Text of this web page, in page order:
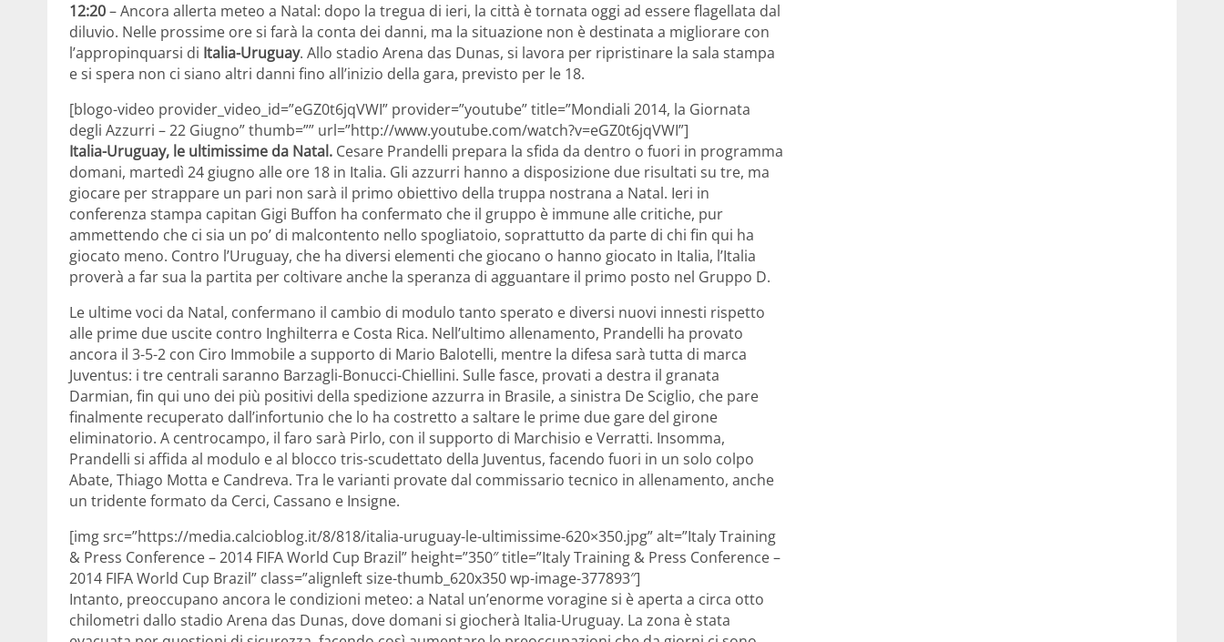
12:20– Ancora allerta meteo a Natal: dopo la tregua di ieri, la città è tornata oggi ad essere flagellata dal
diluvio. Nelle prossime ore si farà la conta dei danni, ma la situazione non è destinata a migliorare con
l’appropinquarsi di Italia-Uruguay. Allo stadio Arena das Dunas, si lavora per ripristinare la sala stampa
e si spera non ci siano altri danni fino all’inizio della gara, previsto per le 18.
[blogo-video provider_video_id=”eGZ0t6jqVWI” provider=”youtube” title=”Mondiali 2014, la Giornata
degli Azzurri – 22 Giugno” thumb=”” url=”http://www.youtube.com/watch?v=eGZ0t6jqVWI”]
Italia-Uruguay, le ultimissime da Natal. Cesare Prandelli prepara la sfida da dentro o fuori in programma
domani, martedì 24 giugno alle ore 18 in Italia. Gli azzurri hanno a disposizione due risultati su tre, ma
giocare per strappare un pari non sarà il primo obiettivo della truppa nostrana a Natal. Ieri in
conferenza stampa capitan Gigi Buffon ha confermato che il gruppo è immune alle critiche, pur
ammettendo che ci sia un po’ di malcontento nello spogliatoio, soprattutto da parte di chi fin qui ha
giocato meno. Contro l’Uruguay, che ha diversi elementi che giocano o hanno giocato in Italia, l’Italia
proverà a far sua la partita per coltivare anche la speranza di agguantare il primo posto nel Gruppo D.
Le ultime voci da Natal, confermano il cambio di modulo tanto sperato e diversi nuovi innesti rispetto
alle prime due uscite contro Inghilterra e Costa Rica. Nell’ultimo allenamento, Prandelli ha provato
ancora il 3-5-2 con Ciro Immobile a supporto di Mario Balotelli, mentre la difesa sarà tutta di marca
Juventus: i tre centrali saranno Barzagli-Bonucci-Chiellini. Sulle fasce, provati a destra il granata
Darmian, fin qui uno dei più positivi della spedizione azzurra in Brasile, a sinistra De Sciglio, che pare
finalmente recuperato dall’infortunio che lo ha costretto a saltare le prime due gare del girone
eliminatorio. A centrocampo, il faro sarà Pirlo, con il supporto di Marchisio e Verratti. Insomma,
Prandelli si affida al modulo e al blocco tris-scudettato della Juventus, facendo fuori in un solo colpo
Abate, Thiago Motta e Candreva. Tra le varianti provate dal commissario tecnico in allenamento, anche
un tridente formato da Cerci, Cassano e Insigne.
[img src=”https://media.calcioblog.it/8/818/italia-uruguay-le-ultimissime-620×350.jpg” alt=”Italy Training
& Press Conference – 2014 FIFA World Cup Brazil” height=”350″ title=”Italy Training & Press Conference –
2014 FIFA World Cup Brazil” class=”alignleft size-thumb_620x350 wp-image-377893″]
Intanto, preoccupano ancora le condizioni meteo: a Natal un’enorme voragine si è aperta a circa otto
chilometri dallo stadio Arena das Dunas, dove domani si giocherà Italia-Uruguay. La zona è stata